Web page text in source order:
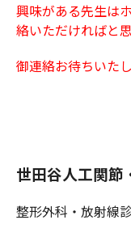
興味がある先生は
絡いただければと思
御連絡お待ちいた
世田谷人工関節
整形外科・放射線